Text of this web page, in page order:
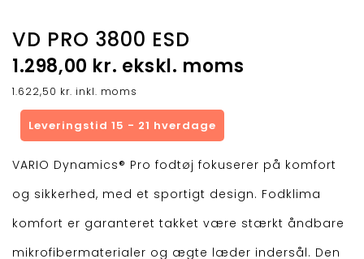
VD PRO 3800 ESD
1.298,00 kr. ekskl. moms
1.622,50 kr. inkl. moms
Leveringstid 15 - 21 hverdage
VARIO Dynamics® Pro fodtøj fokuserer på komfort
og sikkerhed, med et sportigt design. Fodklima
komfort er garanteret takket være stærkt åndbare
mikrofibermaterialer og ægte læder indersål. Den